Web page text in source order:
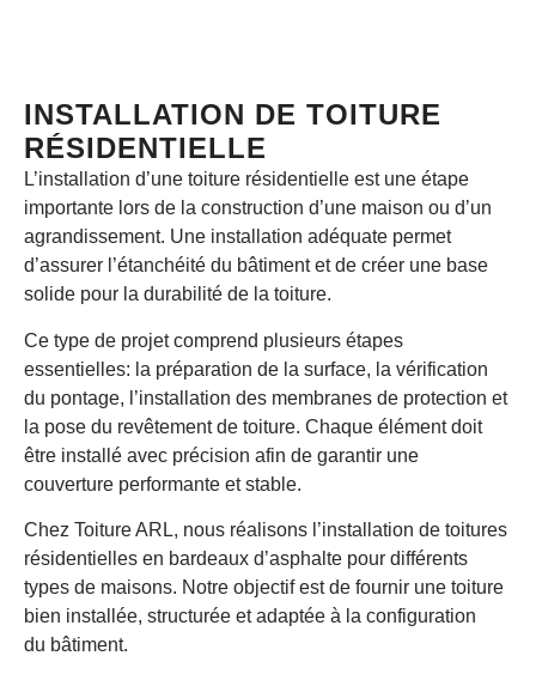
INSTALLATION DE TOITURE
RÉSIDENTIELLE
L’installation d’une toiture résidentielle est une étape
importante lors de la construction d’une maison ou d’un
agrandissement. Une installation adéquate permet
d’assurer l’étanchéité du bâtiment et de créer une base
solide pour la durabilité de la toiture.
Ce type de projet comprend plusieurs étapes
essentielles: la préparation de la surface, la vérification
du pontage, l’installation des membranes de protection et
la pose du revêtement de toiture. Chaque élément doit
être installé avec précision afin de garantir une
couverture performante et stable.
Chez Toiture ARL, nous réalisons l’installation de toitures
résidentielles en bardeaux d’asphalte pour différents
types de maisons. Notre objectif est de fournir une toiture
bien installée, structurée et adaptée à la configuration
du bâtiment.